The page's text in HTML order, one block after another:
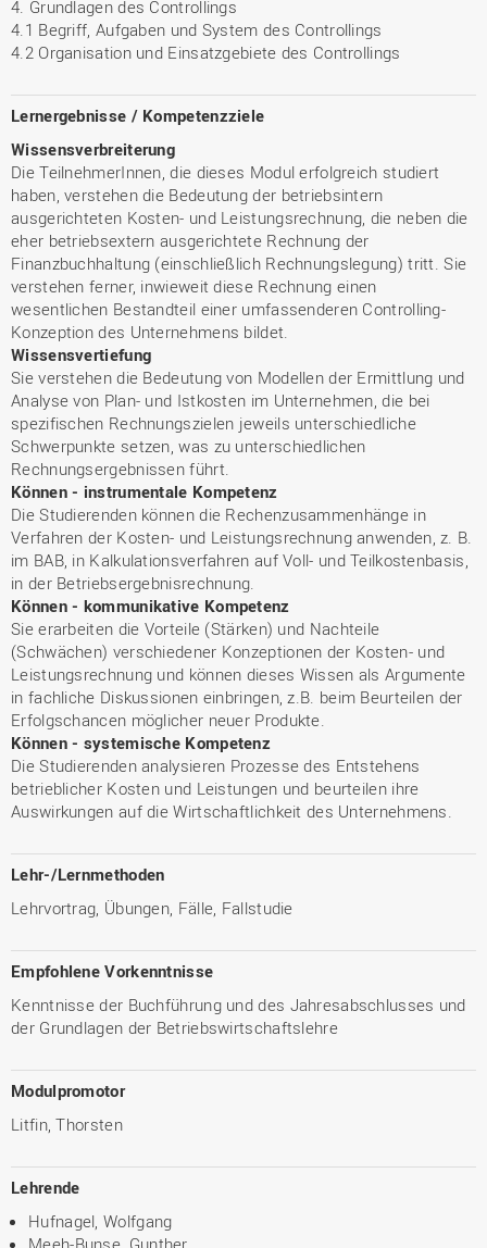
4. Grundlagen des Controllings
4.1 Begriff, Aufgaben und System des Controllings
4.2 Organisation und Einsatzgebiete des Controllings
Lernergebnisse / Kompetenzziele
Wissensverbreiterung
Die TeilnehmerInnen, die dieses Modul erfolgreich studiert
haben, verstehen die Bedeutung der betriebsintern
ausgerichteten Kosten- und Leistungsrechnung, die neben die
eher betriebsextern ausgerichtete Rechnung der
Finanzbuchhaltung (einschließlich Rechnungslegung) tritt. Sie
verstehen ferner, inwieweit diese Rechnung einen
wesentlichen Bestandteil einer umfassenderen Controlling-
Konzeption des Unternehmens bildet.
Wissensvertiefung
Sie verstehen die Bedeutung von Modellen der Ermittlung und
Analyse von Plan- und Istkosten im Unternehmen, die bei
spezifischen Rechnungszielen jeweils unterschiedliche
Schwerpunkte setzen, was zu unterschiedlichen
Rechnungsergebnissen führt.
Können - instrumentale Kompetenz
Die Studierenden können die Rechenzusammenhänge in
Verfahren der Kosten- und Leistungsrechnung anwenden, z. B.
im BAB, in Kalkulationsverfahren auf Voll- und Teilkostenbasis,
in der Betriebsergebnisrechnung.
Können - kommunikative Kompetenz
Sie erarbeiten die Vorteile (Stärken) und Nachteile
(Schwächen) verschiedener Konzeptionen der Kosten- und
Leistungsrechnung und können dieses Wissen als Argumente
in fachliche Diskussionen einbringen, z.B. beim Beurteilen der
Erfolgschancen möglicher neuer Produkte.
Können - systemische Kompetenz
Die Studierenden analysieren Prozesse des Entstehens
betrieblicher Kosten und Leistungen und beurteilen ihre
Auswirkungen auf die Wirtschaftlichkeit des Unternehmens.
Lehr-/Lernmethoden
Lehrvortrag, Übungen, Fälle, Fallstudie
Empfohlene Vorkenntnisse
Kenntnisse der Buchführung und des Jahresabschlusses und
der Grundlagen der Betriebswirtschaftslehre
Modulpromotor
Litfin, Thorsten
Lehrende
Hufnagel, Wolfgang
Meeh-Bunse, Gunther